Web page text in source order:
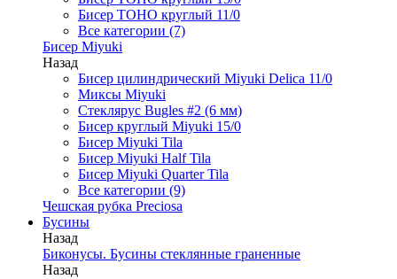
Бисер TOHO круглый 11/0
Все категории (7)
Бисер Miyuki
Назад
Бисер цилиндрический Miyuki Delica 11/0
Миксы Miyuki
Стеклярус Bugles #2 (6 мм)
Бисер круглый Miyuki 15/0
Бисер Miyuki Tila
Бисер Miyuki Half Tila
Бисер Miyuki Quarter Tila
Все категории (9)
Чешская рубка Preciosa
Бусины
Назад
Биконусы. Бусины стеклянные граненные
Назад